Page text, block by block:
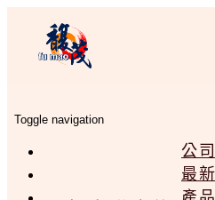
Toggle navigation
公
最